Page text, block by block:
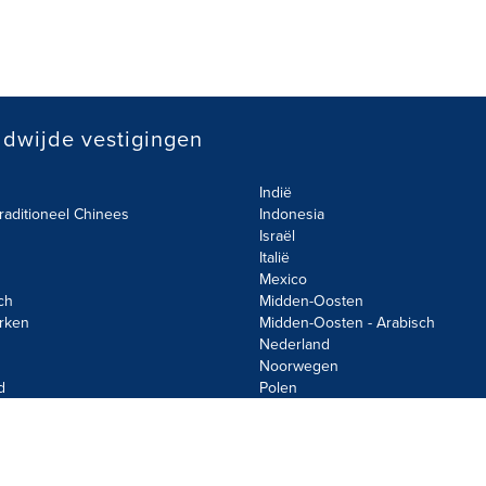
vestigingen
Chinees
Indië
Indonesia
Israël
Italië
Mexico
Midden-Oosten
Midden-Oosten - Arabisch
Nederland
Noorwegen
Polen